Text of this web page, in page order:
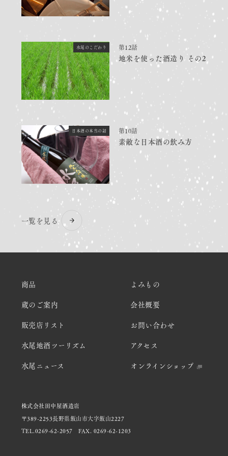
水尾のこだわり 第12話
地米を使った酒造り その2
日本酒の本当の話 第10話
素敵な日本酒の飲み方
一覧を見る
商品
蔵のご案内
販売店リスト
水尾地酒ツーリズム
水尾ニュース
よみもの
会社概要
お問い合わせ
アクセス
オンラインショップ
株式会社田中屋酒造店
〒389-2253長野県飯山市大字飯山2227
TEL.0269-62-2057
FAX. 0269-62-1203